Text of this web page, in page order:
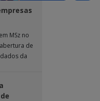
MSz no
de
da